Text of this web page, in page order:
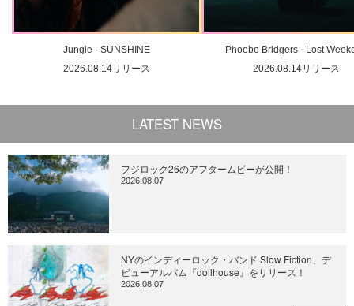
Jungle - SUNSHINE
2026.08.14リリース
Phoebe Bridgers - Lost
2026.08.14リリース
LATEST NEWS
フジロック26のアフタームビーが公開！
2026.08.07
NYのインディーロック・バンド Slow Fiction、デ
ビューアルバム『dollhouse』をリリース！
2026.08.07